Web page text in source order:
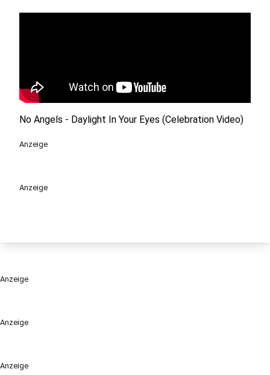
Anzeige
Anzeige
No Angels - Daylight In Your Eyes (Celebration Video)
Anzeige
Anzeige
Anzeige